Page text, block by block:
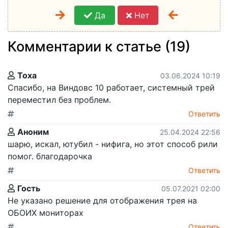
Да Нет
Комментарии к статье (19)
Тоха 03.06.2024 10:19
Спасибо, на Виндовс 10 работает, системный трей
переместил без проблем.
Ответить
Аноним 25.04.2024 22:56
шарю, искал, ютубил - нифига, но этот способ рили
помог. благодарочка
Ответить
Гость 05.07.2021 02:00
Не указано решение для отображения трея на
ОБОИХ мониторах